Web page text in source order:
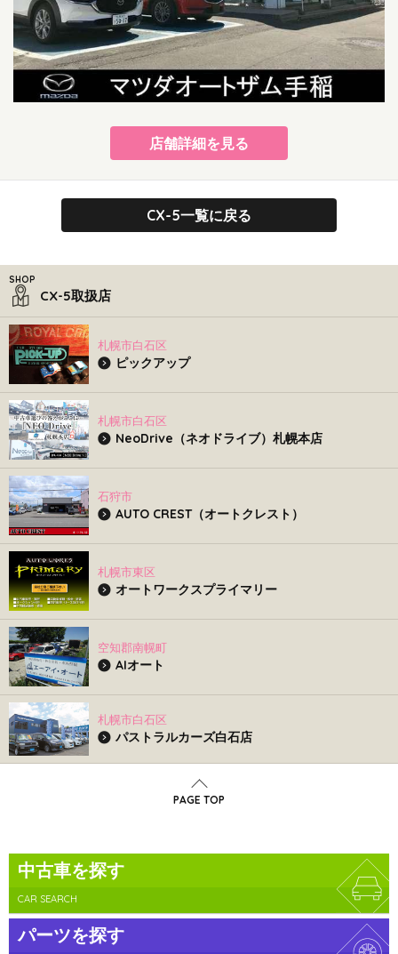
店舗詳細を見る
CX-5一覧に戻る
CX-5取扱店
札幌市白石区
ピックアップ
札幌市白石区
NeoDrive（ネオドライブ）札幌本店
石狩市
AUTO CREST（オートクレスト）
札幌市東区
オートワークスプライマリー
空知郡南幌町
AIオート
札幌市白石区
パストラルカーズ白石店
PAGE TOP
中古車を探す
CAR SEARCH
パーツを探す